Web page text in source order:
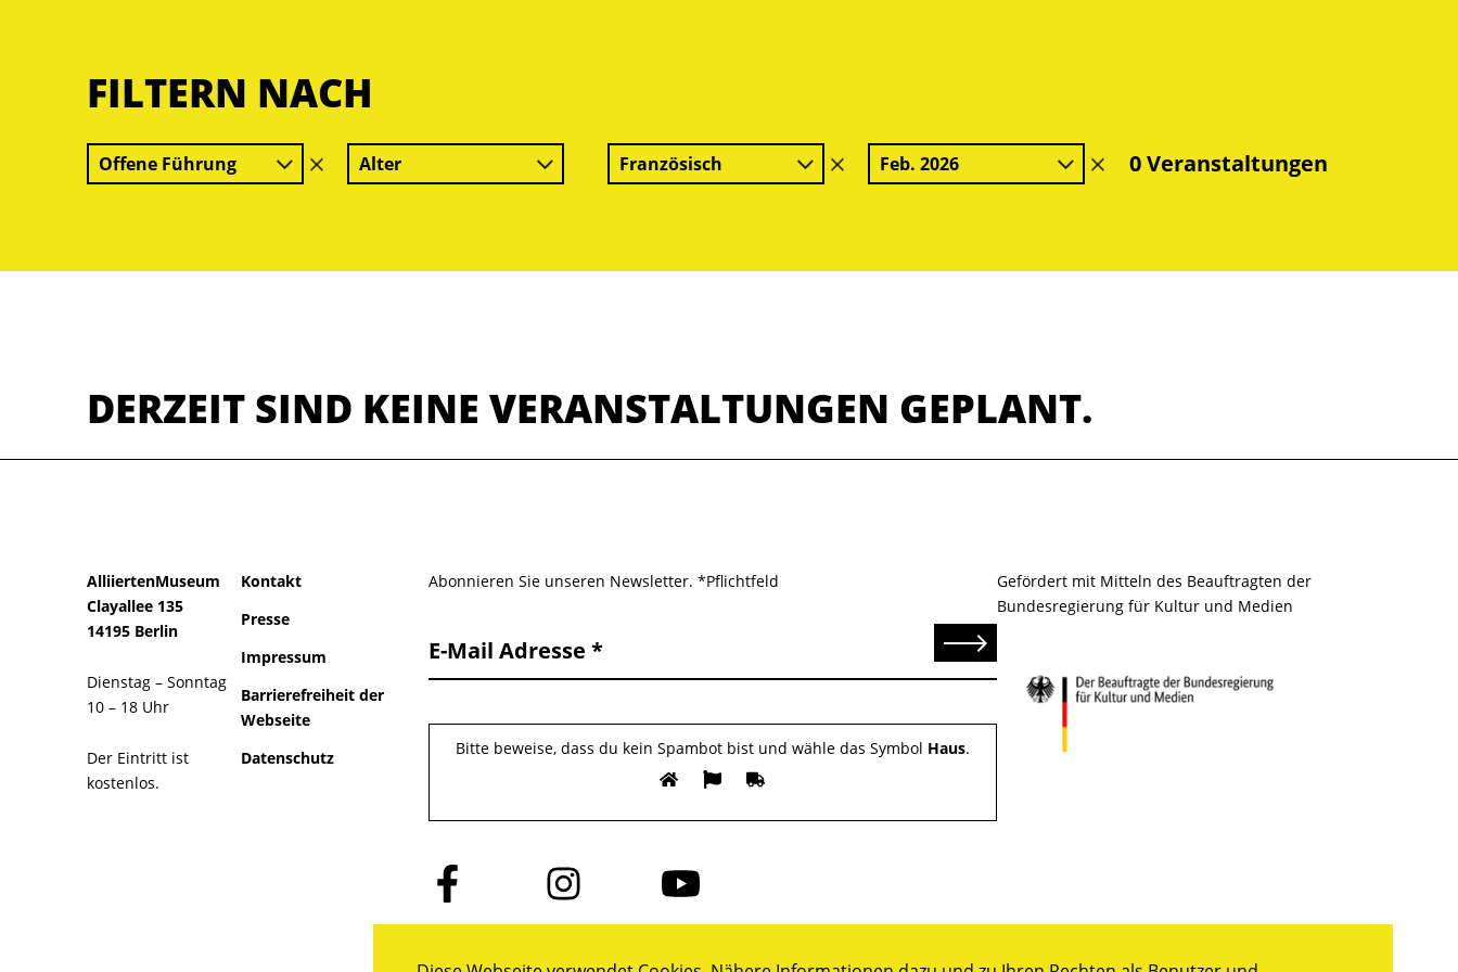
FILTERN NACH
Offene Führung
Filter
löschen
Alter Französisch
Filter
löschen
Feb. 2026
Filter0 Veranstaltungen
DERZEIT SIND KEINE VERANSTALTUNGEN GEPLANT.
AlliiertenMuseum
Clayallee 135
14195 Berlin
Dienstag – Sonntag
10 – 18 Uhr
Der Eintritt ist
kostenlos.
Kontakt
Presse
Impressum
Barrierefreiheit der
Webseite
Datenschutz
Abonnieren Sie unseren Newsletter. *Pflichtfeld
E-Mail Adresse Senden
Bitte beweise, dass du kein Spambot bist und wähle das Symbol Haus.
Folge
uns
auf
Folge
uns
auf
Folge
uns
auf
Gefördert mit Mitteln des Beauftragten der
Bundesregierung für Kultur und Medien